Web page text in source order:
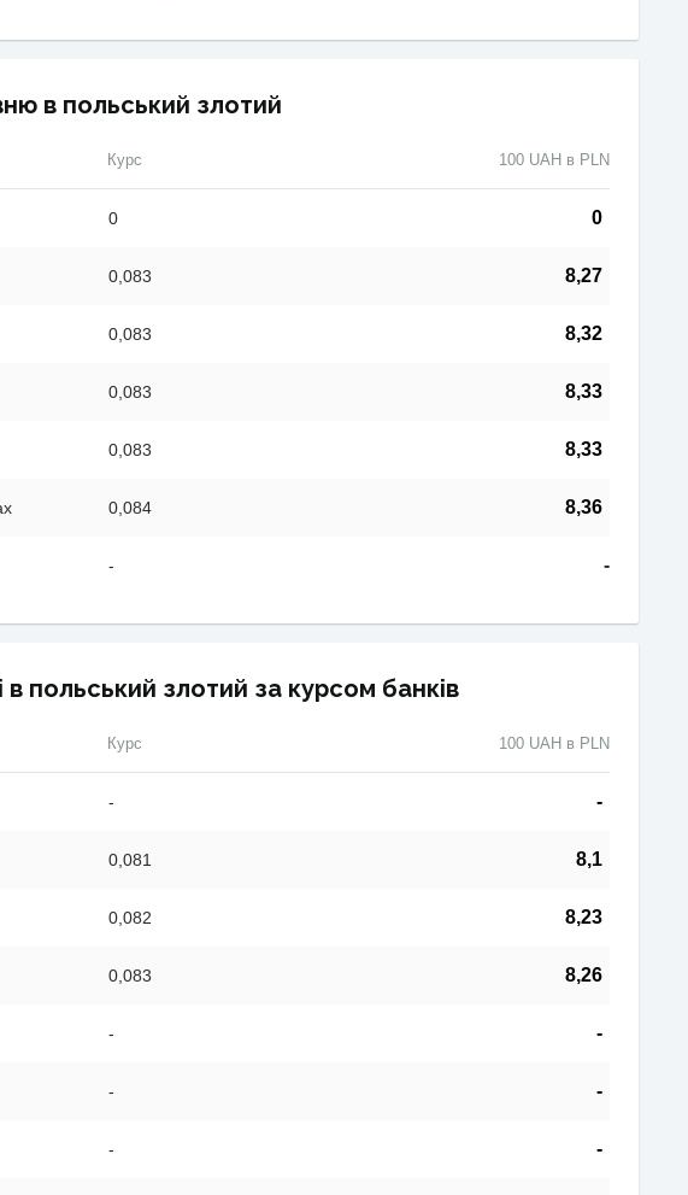
в польський злотий
Курс 100 UAH в PLN
0 0
0,083 8,27
0,083 8,32
0,083 8,33
0,083 8,33
0,084 8,36
- -
в польський злотий за курсом банків
Курс 100 UAH в PLN
- -
0,081 8,1
0,082 8,23
0,083 8,26
- -
- -
- -